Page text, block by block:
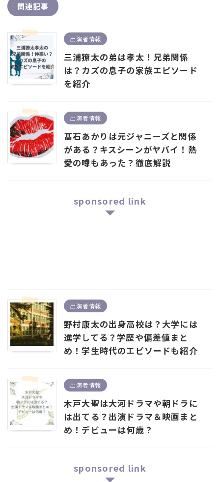
関連記事
出演者情報
三浦獠太の弟は孝太！兄弟関係
は？カズの息子の家族エピソード
を紹介
出演者情報
髙石あかりは元ジャニーズと関係
がある？キスシーンがヤバイ！熱
愛の噂もあった？徹底解説
sponsored link
出演者情報
野村康太の出身高校は？大学には
進学してる？学歴や偏差値まと
め！学生時代のエピソードも紹介
出演者情報
木戸大聖は大河ドラマや朝ドラに
は出てる？出演ドラマ＆映画まと
め！デビューは何歳？
sponsored link